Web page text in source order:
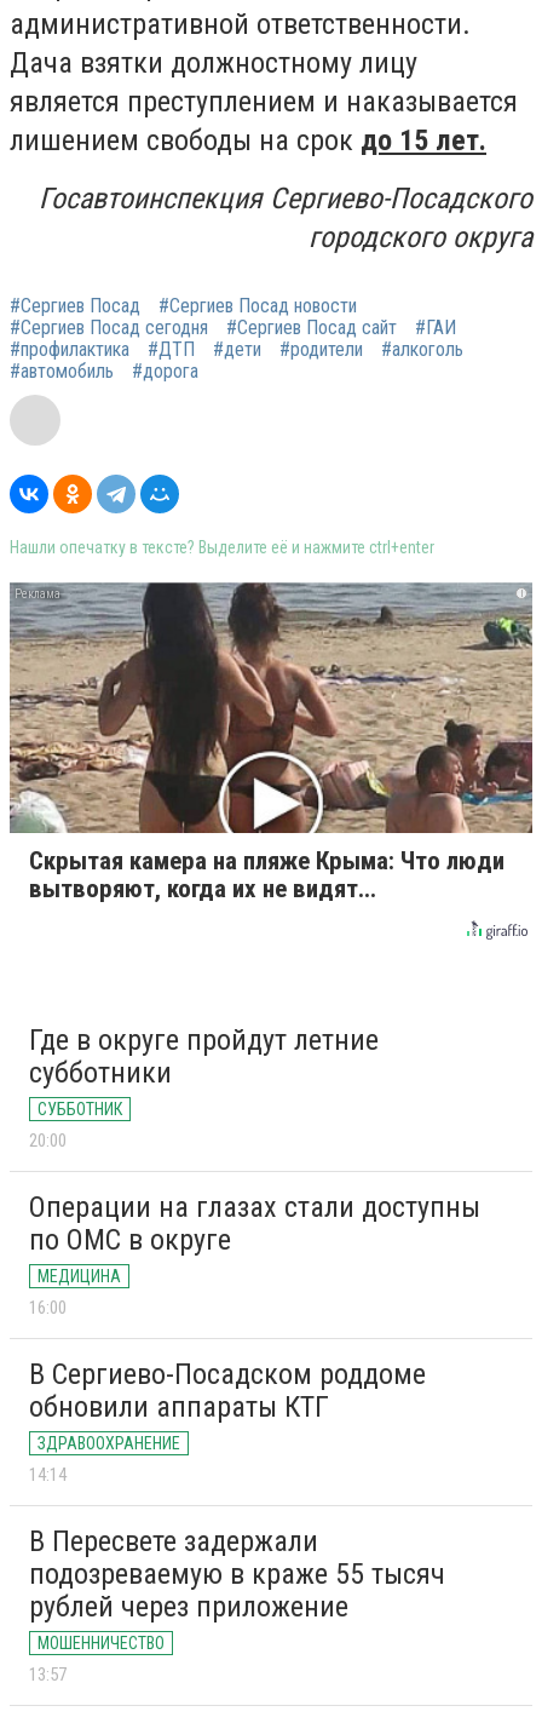
административной ответственности.
Дача взятки должностному лицу
является преступлением и наказывается
лишением свободы на срок до 15 лет.
Госавтоинспекция Сергиево-Посадского
городского округа
#Сергиев Посад
#Сергиев Посад новости
#Сергиев Посад сегодня
#Сергиев Посад сайт
#ГАИ
#профилактика
#ДТП #дети #родители
#алкоголь
#автомобиль
#дорога
Нашли опечатку в тексте? Выделите её и нажмите ctrl+enter
i
Скрытая камера на пляже Крыма: Что люди
вытворяют, когда их не видят...
Где в округе пройдут летние
субботники
СУББОТНИК
20:00
Операции на глазах стали доступны
по ОМС в округе
МЕДИЦИНА
16:00
В Сергиево-Посадском роддоме
обновили аппараты КТГ
ЗДРАВООХРАНЕНИЕ
14:14
В Пересвете задержали
подозреваемую в краже 55 тысяч
рублей через приложение
МОШЕННИЧЕСТВО
13:57